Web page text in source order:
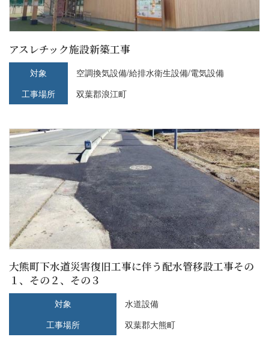
アスレチック施設新築工事
対象
空調換気設備/給排水衛生設備/電気設備
工事場所
双葉郡浪江町
大熊町下水道災害復旧工事に伴う配水管移設工事その
１、その２、その３
対象
水道設備
工事場所
双葉郡大熊町